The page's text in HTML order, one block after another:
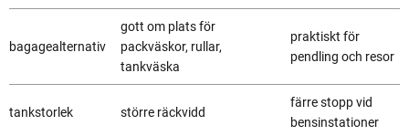
bagagealternativ
gott om plats för
packväskor, rullar,
tankväska
praktiskt för
pendling och resor
tankstorlek större räckvidd
färre stopp vid
bensinstationer